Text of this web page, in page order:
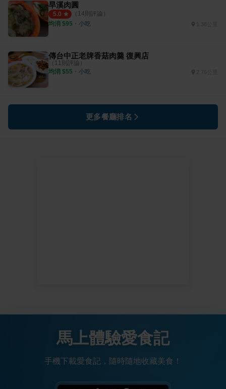
旱溪肉圓
5.0 （ 14則評論）
均消 $95 ・ 小吃
傳台中正老牌香菇肉羹 復興店
（ 11則評論）
均消 $55 ・ 小吃
更多餐廳排名
馬上體驗愛食記
手機下載愛食記，隨時隨地收藏美食！